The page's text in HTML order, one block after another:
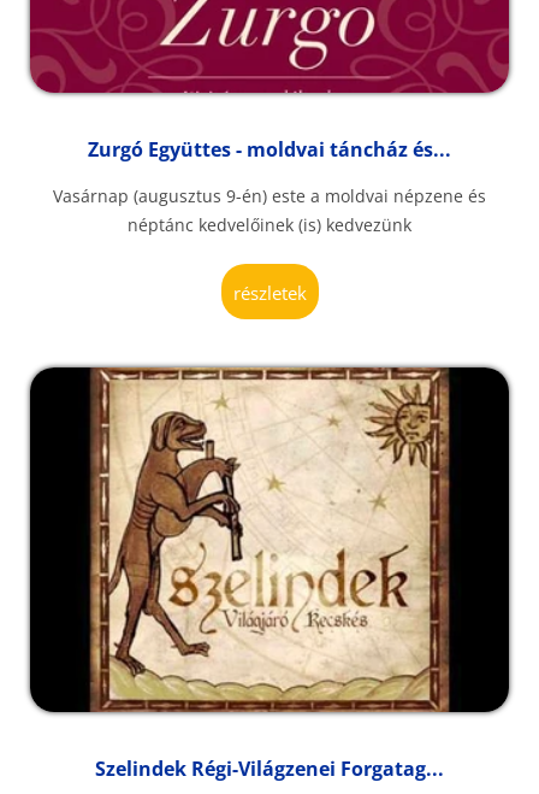
Zurgó Együttes - moldvai táncház és...
Vasárnap (augusztus 9-én) este a moldvai népzene és
néptánc kedvelőinek (is) kedvezünk
részletek
Szelindek Régi-Világzenei Forgatag...